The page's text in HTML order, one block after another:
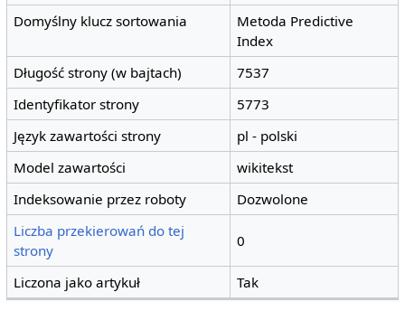
Domyślny klucz sortowania
Metoda Predictive
Index
Długość strony (w bajtach)
7537
Identyfikator strony
5773
Język zawartości strony
pl - polski
Model zawartości
wikitekst
Indeksowanie przez roboty
Dozwolone
Liczba przekierowań do tej
strony
0
Liczona jako artykuł Tak